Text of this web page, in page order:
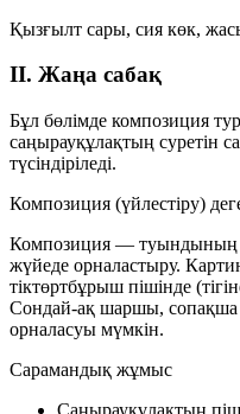
Қызғылт сары, сия көк,
II. Жаңа сабақ
Бұл бөлімде композиция
саңырауқұлақтың суретін
түсіндіріледі.
Композиция (үйлестіру)
Композиция — туындының
жүйеде орналастыру.
тіктөртбұрыш пішінде
Сондай-ақ шаршы, сопақша
орналасуы мүмкін.
Сарамандық жұмыс